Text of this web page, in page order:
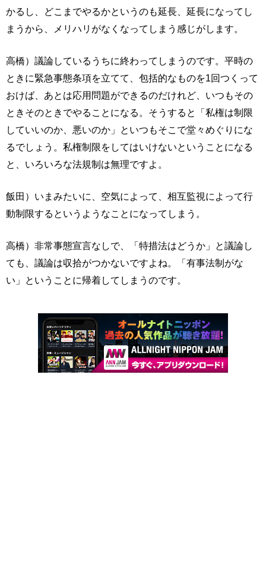
かるし、どこまでやるかというのも延長、延長になってし
まうから、メリハリがなくなってしまう感じがします。
高橋）議論しているうちに終わってしまうのです。平時の
ときに緊急事態条項を立てて、包括的なものを1回つくって
おけば、あとは応用問題ができるのだけれど、いつもその
ときそのときでやることになる。そうすると「私権は制限
していいのか、悪いのか」といつもそこで堂々めぐりにな
るでしょう。私権制限をしてはいけないということになる
と、いろいろな法規制は無理ですよ。
飯田）いまみたいに、空気によって、相互監視によって行
動制限するというようなことになってしまう。
高橋）非常事態宣言なしで、「特措法はどうか」と議論し
ても、議論は収拾がつかないですよね。「有事法制がな
い」ということに帰着してしまうのです。